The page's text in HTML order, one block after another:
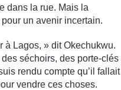
dans la rue. Mais la
un avenir incertain.
à Lagos, » dit Okechukwu.
séchoirs, des porte-clés
rendu compte qu’il fallait
vendre ces choses.